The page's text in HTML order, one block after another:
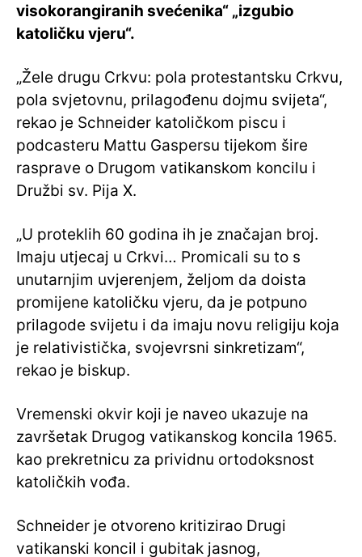
visokorangiranih svećenika“ „izgubio
katoličku vjeru“.
„Žele drugu Crkvu: pola protestantsku Crkvu,
pola svjetovnu, prilagođenu dojmu svijeta“,
rekao je Schneider katoličkom piscu i
podcasteru Mattu Gaspersu tijekom šire
rasprave o Drugom vatikanskom koncilu i
Družbi sv. Pija X.
„U proteklih 60 godina ih je značajan broj.
Imaju utjecaj u Crkvi… Promicali su to s
unutarnjim uvjerenjem, željom da doista
promijene katoličku vjeru, da je potpuno
prilagode svijetu i da imaju novu religiju koja
je relativistička, svojevrsni sinkretizam“,
rekao je biskup.
Vremenski okvir koji je naveo ukazuje na
završetak Drugog vatikanskog koncila 1965.
kao prekretnicu za prividnu ortodoksnost
katoličkih vođa.
Schneider je otvoreno kritizirao Drugi
vatikanski koncil i gubitak jasnog,